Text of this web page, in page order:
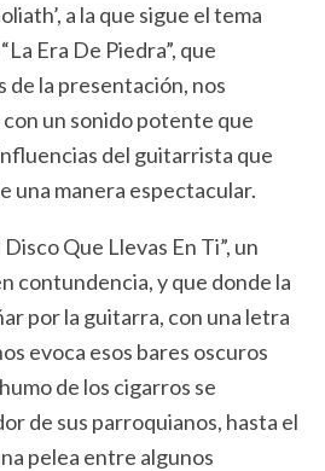
a la que sigue el tema
Era De Piedra”, que
la presentación, nos
un sonido potente que
del guitarrista que
una manera espectacular.
Que Llevas En Ti”, un
contundencia, y que donde la
por la guitarra, con una letra
evoca esos bares oscuros
de los cigarros se
de sus parroquianos, hasta el
pelea entre algunos